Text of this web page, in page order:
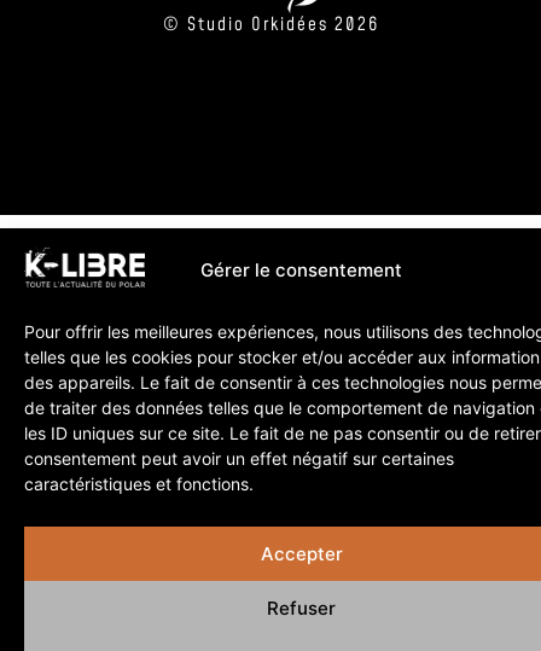
Gérer le consentement
Pour offrir les meilleures expériences, nous utilisons des
telles que les cookies pour stocker et/ou accéder aux
des appareils. Le fait de consentir à ces technologies nous
de traiter des données telles que le comportement de navigation
les ID uniques sur ce site. Le fait de ne pas consentir ou de
consentement peut avoir un effet négatif sur certaines
caractéristiques et fonctions.
Accepter
Refuser
© Studio Orkidées 2026